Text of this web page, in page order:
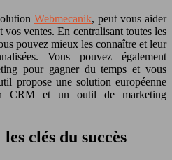
Webmecanik, peut vous aider
ventes. En centralisant toutes les
pouvez mieux les connaître et leur
Vous pouvez également
pour gagner du temps et vous
propose une solution européenne
CRM et un outil de marketing
clés du succès